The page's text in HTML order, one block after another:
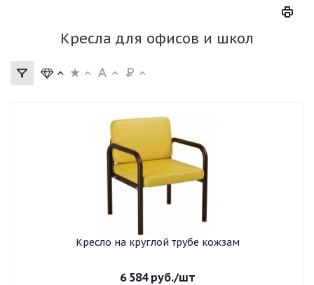
Кресла для офисов и школ
Кресло на круглой трубе кожзам
6 584руб./шт